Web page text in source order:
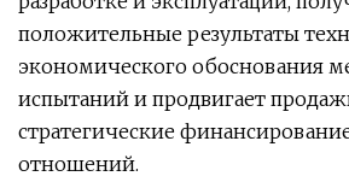
положительные результаты
экономического обоснования
испытаний и продвигает
стратегические
отношений.